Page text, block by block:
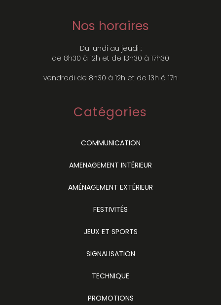
Nos horaires
Du lundi au jeudi :
de 8h30 à 12h et de 13h30 à 17h30
vendredi de 8h30 à 12h et de 13h à 17h
Catégories
COMMUNICATION
AMENAGEMENT INTÉRIEUR
AMÉNAGEMENT EXTÉRIEUR
FESTIVITÉS
JEUX ET SPORTS
SIGNALISATION
TECHNIQUE
PROMOTIONS